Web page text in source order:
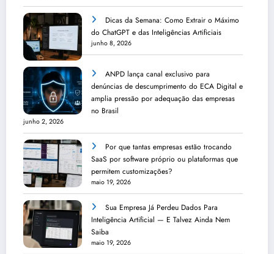
Dicas da Semana: Como Extrair o Máximo
do ChatGPT e das Inteligências Artificiais
junho 8, 2026
ANPD lança canal exclusivo para
denúncias de descumprimento do ECA Digital e
amplia pressão por adequação das empresas
no Brasil
junho 2, 2026
Por que tantas empresas estão trocando
SaaS por software próprio ou plataformas que
permitem customizações?
maio 19, 2026
Sua Empresa Já Perdeu Dados Para
Inteligência Artificial — E Talvez Ainda Nem
Saiba
maio 19, 2026